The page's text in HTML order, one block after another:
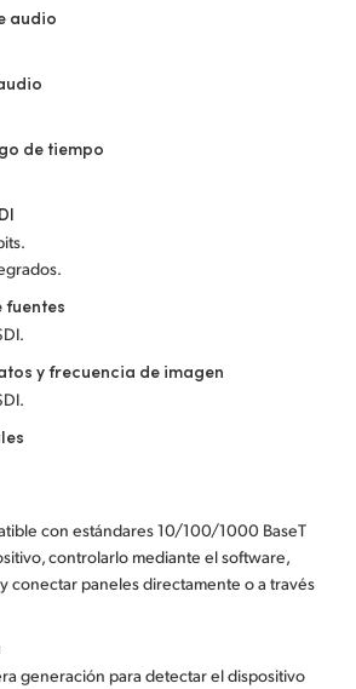
audio
de tiempo
fuentes
y frecuencia de imagen
con estándares 10/100/1000 BaseT
controlarlo mediante el software,
conectar paneles directamente o a través
generación para detectar el dispositivo